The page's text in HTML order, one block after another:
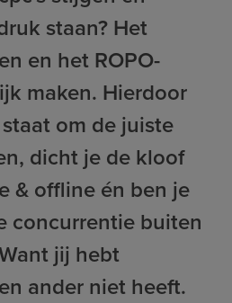
staan? Het
en het ROPO-
maken. Hierdoor
om de juiste
dicht je de kloof
& offline én ben je
concurrentie buiten
jij hebt
ander niet heeft.